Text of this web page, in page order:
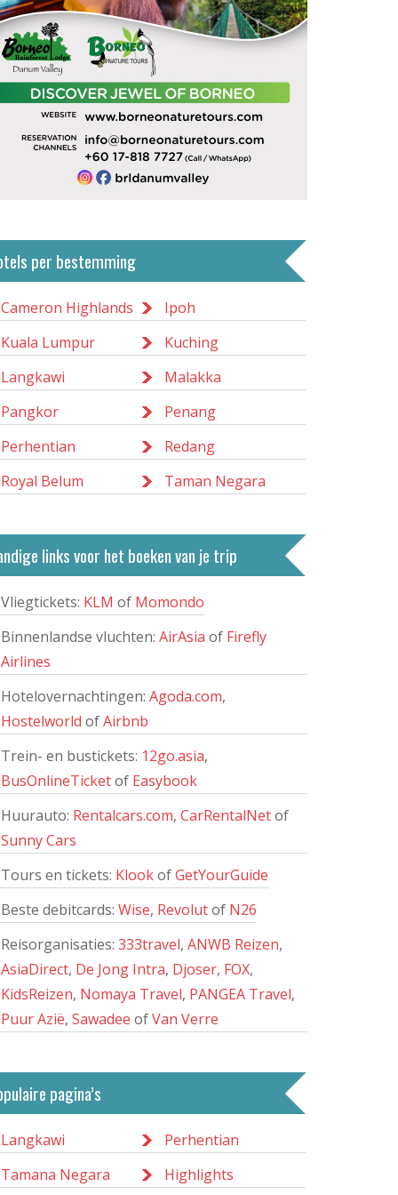
per bestemming
Cameron Highlands
Ipoh
Kuala Lumpur
Kuching
Langkawi
Malakka
Pangkor
Penang
Perhentian
Redang
Royal Belum
Taman Negara
links voor het boeken van je trip
Vliegtickets: KLM of Momondo
Binnenlandse vluchten: AirAsia of Firefly
Airlines
Hotelovernachtingen: Agoda.com,
Hostelworld ofAirbnb
Trein- en bustickets: 12go.asia,
BusOnlineTicketof Easybook
Huurauto: Rentalcars.com, CarRentalNetof
Sunny Cars
Tours en tickets: KlookofGetYourGuide
Beste debitcards: Wise, Revolutof N26
Reisorganisaties: 333travel, ANWB Reizen,
AsiaDirect, De Jong Intra, Djoser, FOX,
KidsReizen, Nomaya Travel, PANGEA Travel,
Puur Azië, Sawadee ofVan Verre
pagina’s
Langkawi
Perhentian
Tamana Negara
Highlights